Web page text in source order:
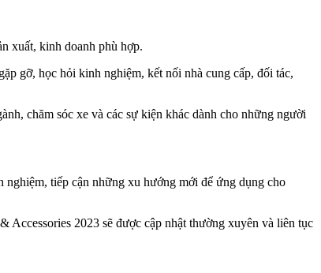
xuất, kinh doanh phù hợp.
gỡ, học hỏi kinh nghiệm, kết nối nhà cung cấp, đối tác,
chăm sóc xe và các sự kiện khác dành cho những người
tiếp cận những xu hướng mới để ứng dụng cho
Accessories 2023 sẽ được cập nhật thường xuyên và liên tục